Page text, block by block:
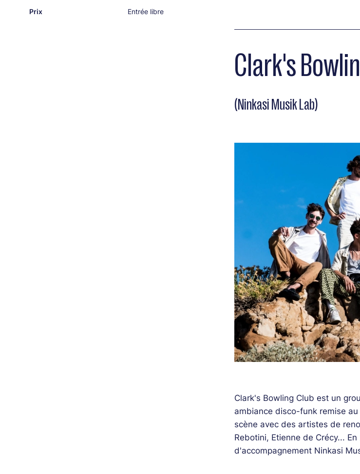
Clark's
(Ninkasi Musik Lab)
Clark's Bowling Club est un
ambiance disco-funk remise
scène avec des artistes de
Rebotini, Etienne de Crécy...
d'accompagnement Ninkasi
Prix Entrée libre